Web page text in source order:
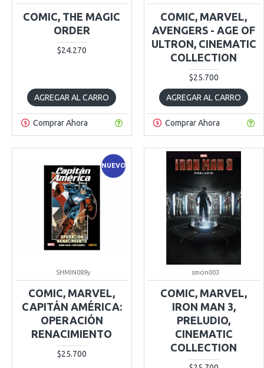
COMIC, THE MAGIC
ORDER
$24.270
AGREGAR AL CARRO
Comprar Ahora
COMIC, MARVEL,
AVENGERS - AGE OF
ULTRON, CINEMATIC
COLLECTION
$25.700
AGREGAR AL CARRO
Comprar Ahora
NUEVO
SHMIN089y
COMIC, MARVEL,
CAPITÁN AMÉRICA:
OPERACIÓN
RENACIMIENTO
$25.700
smcin003
COMIC, MARVEL,
IRON MAN 3,
PRELUDIO,
CINEMATIC
COLLECTION